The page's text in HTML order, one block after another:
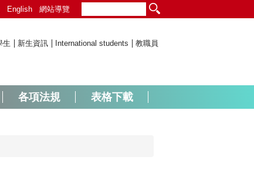
English 網站導覽
生 新生資訊 International students 教職員
各項法規 表格下載